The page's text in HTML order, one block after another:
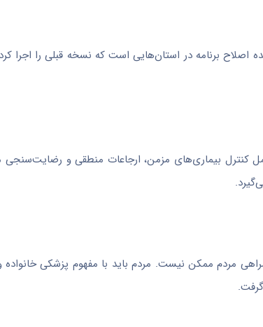
اصلاح برنامه در استان‌هایی است که نسخه قبلی را اجرا
بیماری‌های مزمن، ارجاعات منطقی و رضایت‌سنجی
مردم ممکن نیست. مردم باید با مفهوم پزشکی خانواده